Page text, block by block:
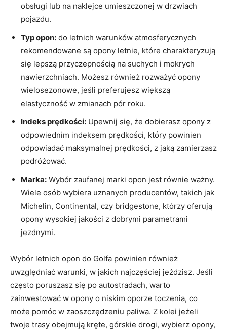
obsługi ⁣lub na naklejce umieszczonej ⁣w drzwiach
pojazdu.
Typ opon: do letnich ‍warunków atmosferycznych
rekomendowane są opony letnie, ‍które charakteryzują
się lepszą przyczepnością na suchych i ‌mokrych
nawierzchniach. ‌Możesz również rozważyć opony ​
wielosezonowe, jeśli preferujesz większą
elastyczność w zmianach pór roku.
Indeks ⁤prędkości: Upewnij się, że dobierasz opony z
odpowiednim⁣ indeksem prędkości,‍ który powinien⁤
odpowiadać maksymalnej prędkości, z jaką zamierzasz
podróżować.
Marka: Wybór zaufanej marki opon jest równie ważny. ​
Wiele ‌osób wybiera uznanych producentów, takich jak
Michelin, Continental, czy bridgestone, ⁢którzy​ oferują
opony wysokiej ⁤jakości z dobrymi parametrami
jezdnymi.
Wybór​ letnich opon do Golfa ​powinien również
uwzględniać⁤ warunki, w jakich najczęściej jeździsz. Jeśli
często poruszasz ⁣się po autostradach, warto
zainwestować w opony o niskim oporze⁤ toczenia, co
może pomóc w zaoszczędzeniu​ paliwa. Z kolei⁤ jeżeli⁣
twoje trasy‌ obejmują kręte, górskie drogi, wybierz opony,